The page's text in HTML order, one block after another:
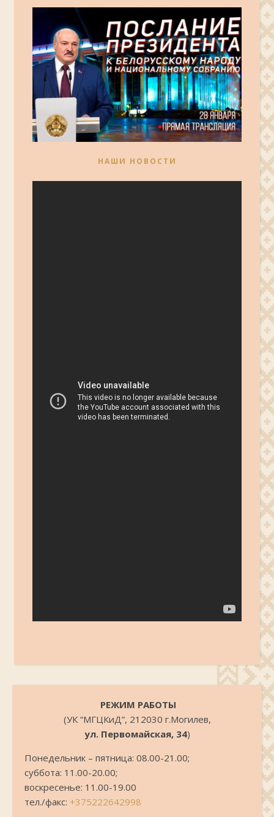
НАШИ НОВОСТИ
.РЕЖИМ РАБОТЫ
(УК “МГЦКиД”, 212030 г.Могилев,
ул. Первомайская, 34)
Понедельник – пятница: 08.00-21.00;
суббота: 11.00-20.00;
воскресенье: 11.00-19.00
тел./факс: +375222642998